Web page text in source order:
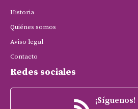
Historia
Quiénes somos
Aviso legal
Contacto
Redes sociales
¡Síguenos!